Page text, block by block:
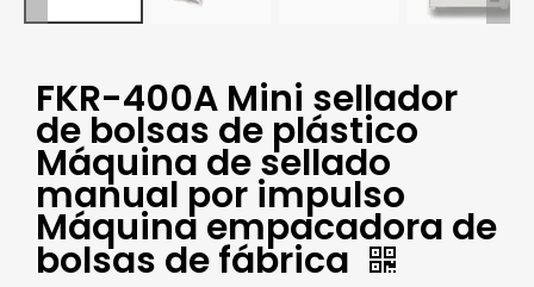
FKR-400A Mini sellador
de bolsas de plástico
Máquina de sellado
manual por impulso
Máquina empacadora de
bolsas de fábrica